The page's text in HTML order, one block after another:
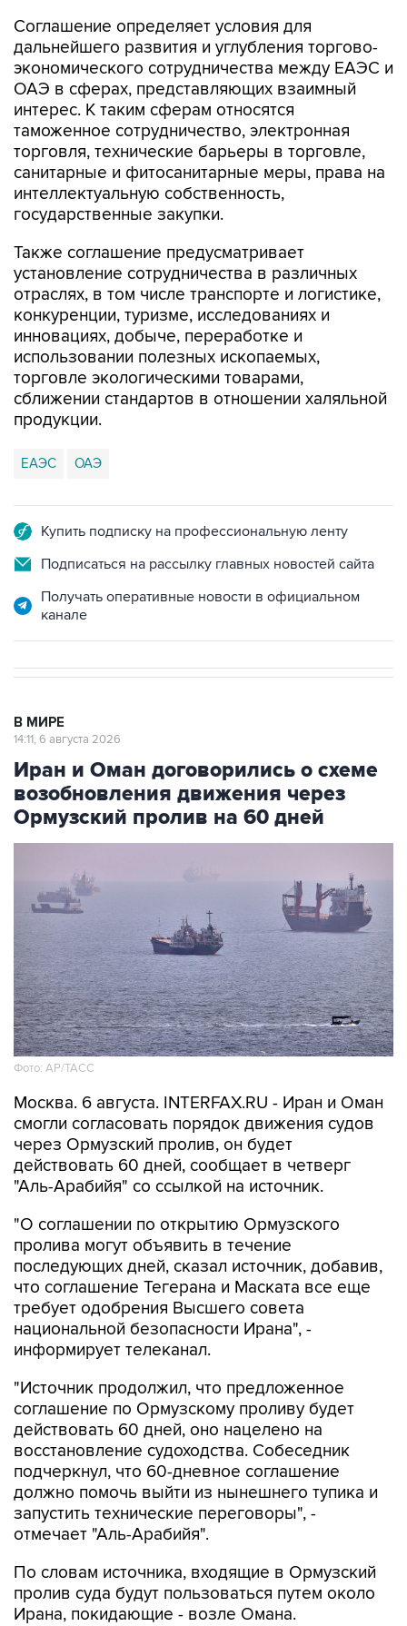
Соглашение определяет условия для
дальнейшего развития и углубления торгово-
экономического сотрудничества между ЕАЭС и
ОАЭ в сферах, представляющих взаимный
интерес. К таким сферам относятся
таможенное сотрудничество, электронная
торговля, технические барьеры в торговле,
санитарные и фитосанитарные меры, права на
интеллектуальную собственность,
государственные закупки.
Также соглашение предусматривает
установление сотрудничества в различных
отраслях, в том числе транспорте и логистике,
конкуренции, туризме, исследованиях и
инновациях, добыче, переработке и
использовании полезных ископаемых,
торговле экологическими товарами,
сближении стандартов в отношении халяльной
продукции.
ЕАЭС ОАЭ
Купить подписку на профессиональную ленту
Подписаться на рассылку главных новостей сайта
Получать оперативные новости в официальном
канале
В МИРЕ
14:11, 6 августа 2026
Иран и Оман договорились о схеме
возобновления движения через
Ормузский пролив на 60 дней
Фото: AP/ТАСС
Москва. 6 августа. INTERFAX.RU - Иран и Оман
смогли согласовать порядок движения судов
через Ормузский пролив, он будет
действовать 60 дней, сообщает в четверг
"Аль-Арабийя" со ссылкой на источник.
"О соглашении по открытию Ормузского
пролива могут объявить в течение
последующих дней, сказал источник, добавив,
что соглашение Тегерана и Маската все еще
требует одобрения Высшего совета
национальной безопасности Ирана", -
информирует телеканал.
"Источник продолжил, что предложенное
соглашение по Ормузскому проливу будет
действовать 60 дней, оно нацелено на
восстановление судоходства. Собеседник
подчеркнул, что 60-дневное соглашение
должно помочь выйти из нынешнего тупика и
запустить технические переговоры", -
отмечает "Аль-Арабийя".
По словам источника, входящие в Ормузский
пролив суда будут пользоваться путем около
Ирана, покидающие - возле Омана.